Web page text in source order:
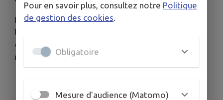
Découvrez le planning de juillet ainsi que toutes
communes concernées, les modalités de
réservation et les tarifs.
Pour en savoir plus, consultez notre Politique
de gestion des cookies.
Obligatoire
Mesure d'audience (Matomo)